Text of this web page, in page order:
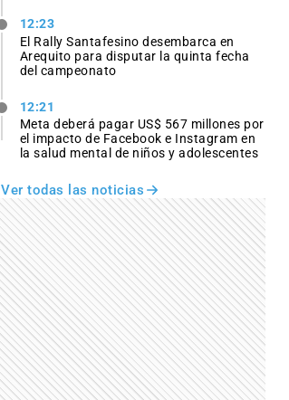
12:23
El Rally Santafesino desembarca en
Arequito para disputar la quinta fecha
del campeonato
12:21
Meta deberá pagar US$ 567 millones por
el impacto de Facebook e Instagram en
la salud mental de niños y adolescentes
Ver todas las noticias